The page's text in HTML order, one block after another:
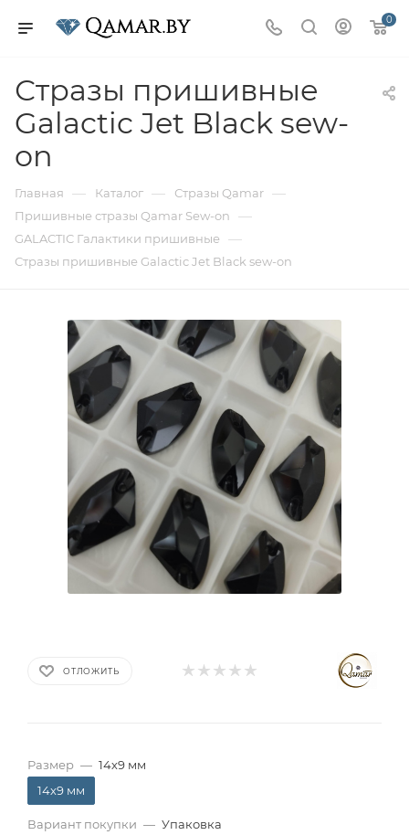
0
Стразы пришивные
Galactic Jet Black sew-
on
Главная — Каталог — Стразы Qamar —
Пришивные стразы Qamar Sew-on —
GALACTIC Галактики пришивные —
Стразы пришивные Galactic Jet Black sew-on
ОТЛОЖИТЬ
Размер — 14х9 мм
14х9 мм
Вариант покупки — Упаковка